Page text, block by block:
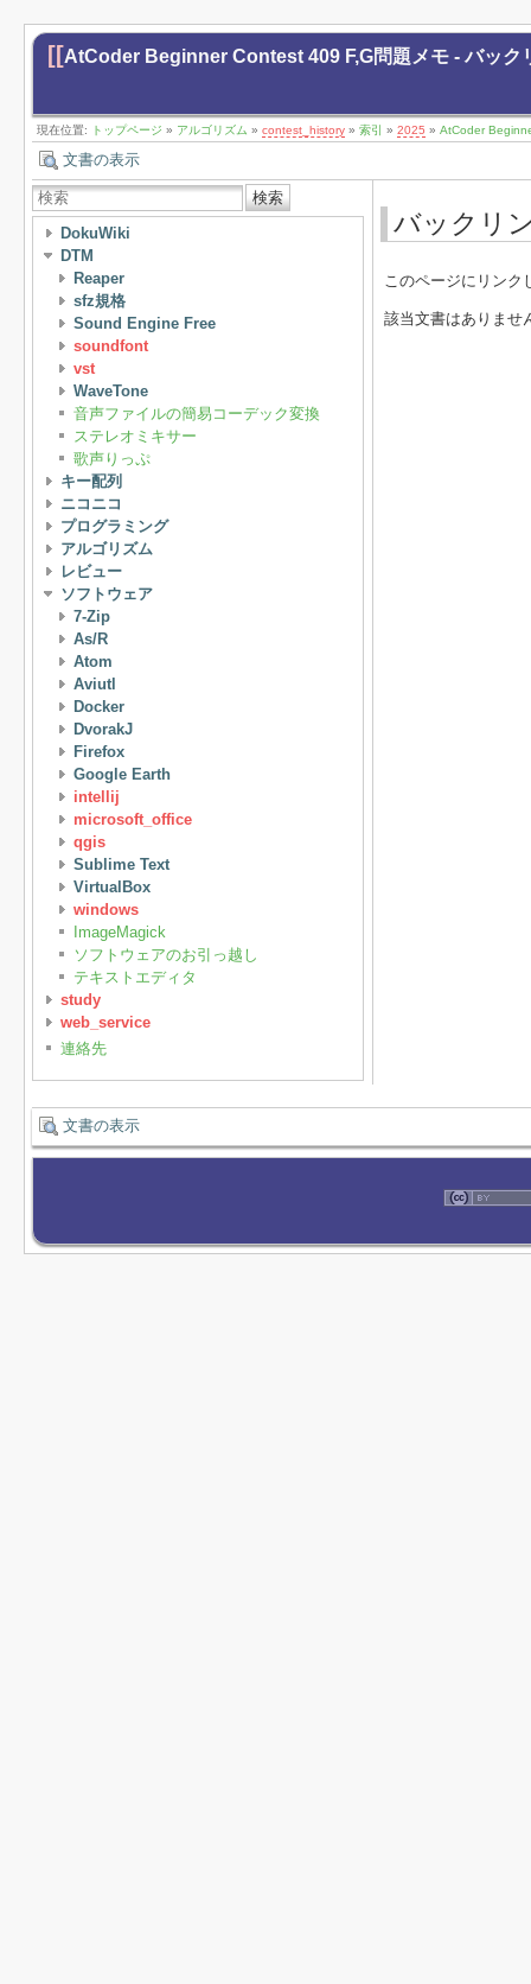
[[AtCoder Beginner Contest 409 F,G問題メモ - バック
現在位置: トップページ » アルゴリズム » contest_history » 索引 » 2025 » AtCoder
文書の表示
検索
DokuWiki
DTM
Reaper
sfz規格
Sound Engine Free
soundfont
vst
WaveTone
音声ファイルの簡易コーデック変換
ステレオミキサー
歌声りっぷ
キー配列
ニコニコ
プログラミング
アルゴリズム
レビュー
ソフトウェア
7-Zip
As/R
Atom
Aviutl
Docker
DvorakJ
Firefox
Google Earth
intellij
microsoft_office
qgis
Sublime Text
VirtualBox
windows
ImageMagick
ソフトウェアのお引っ越し
テキストエディタ
study
web_service
連絡先
バックリ
このページにリンク
該当文書はありませ
文書の表示